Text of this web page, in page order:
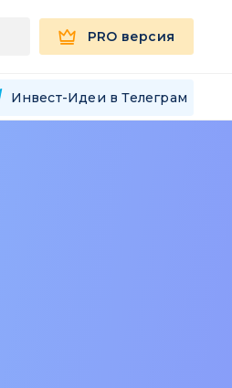
PRO версия
Инвест-Идеи в Телеграм